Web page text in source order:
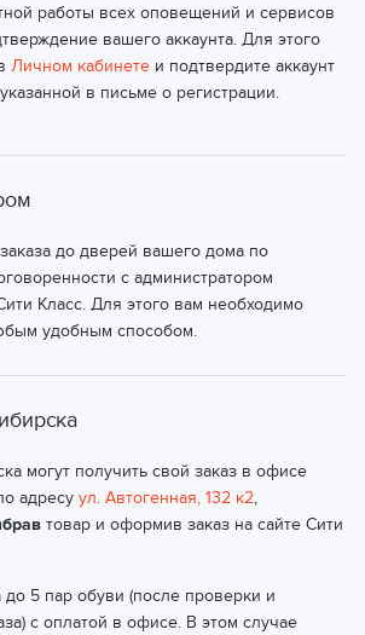
работы всех оповещений и сервисов
вашего аккаунта. Для этого
Личном кабинете и подтвердите аккаунт
в письме о регистрации.
до дверей вашего дома по
с администратором
Класс. Для этого вам необходимо
удобным способом.
могут получить свой заказ в офисе
адресу ул. Автогенная, 132 к2,
товар и оформив заказ на сайте Сити
5 пар обуви (после проверки и
с оплатой в офисе. В этом случае